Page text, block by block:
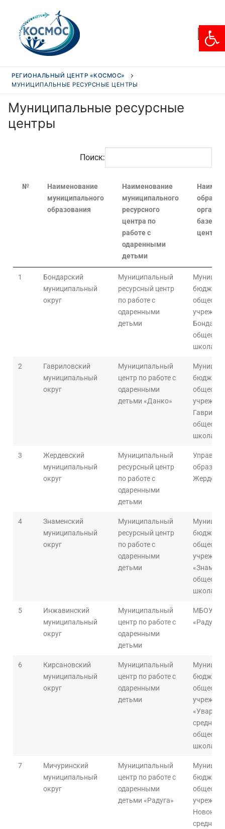
РЕГИОНАЛЬНЫЙ ЦЕНТР «КОСМОС»
МУНИЦИПАЛЬНЫЕ РЕСУРСНЫЕ ЦЕНТРЫ
Муниципальные ресурсные
центры
Поиск:
№
Наименование
муниципального
образования
Наименование
муниципального
ресурсного
центра по
работе с
одаренными
детьми
базе
центр
1
Бондарский
муниципальный
округ
Муниципальный
ресурсный центр
по работе с
одаренными
детьми
школа
2
Гавриловский
муниципальный
округ
Муниципальный
центр по работе с
одаренными
детьми «Данко»
школа
3
Жердевский
муниципальный
округ
Муниципальный
ресурсный центр
по работе с
одаренными
детьми
4
Знаменский
муниципальный
округ
Муниципальный
ресурсный центр
по работе с
одаренными
детьми
школа»
5
Инжавинский
муниципальный
округ
Муниципальный
центр по работе с
одаренными
детьми
МБОУ
«Радуга»
6
Кирсановский
муниципальный
округ
Муниципальный
центр по работе с
одаренными
детьми
средняя
школа»
7
Мичуринский
муниципальный
округ
Муниципальный
центр по работе с
одаренными
детьми «Радуга»
средняя